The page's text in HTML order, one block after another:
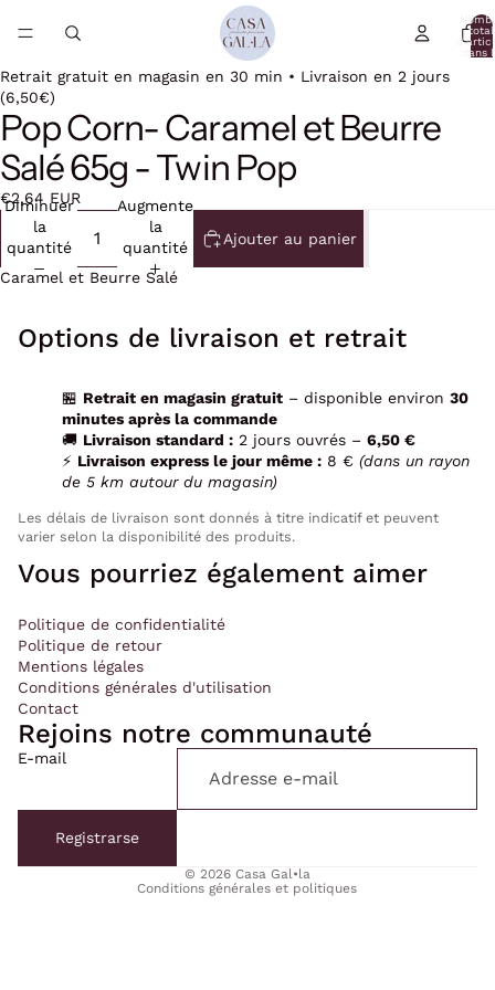
total
dans
Retrait gratuit en magasin en 30 min • Livraison en 2 jours
(6,50€)
Pop Corn- Caramel et Beurre
Salé 65g - Twin Pop
€2,64 EUR
Diminuer
la
quantité
Augmenter
la
quantité
Ajouter au panier
Caramel et Beurre Salé
Options de livraison et retrait
🏪 Retrait en magasin gratuit – disponible environ 30
minutes après la commande
🚚 Livraison standard : 2 jours ouvrés – 6,50 €
⚡ Livraison express le jour même : 8 € (dans un rayon
de 5 km autour du magasin)
Les délais de livraison sont donnés à titre indicatif et peuvent
varier selon la disponibilité des produits.
Vous pourriez également aimer
Politique de confidentialité
Politique de retour
Mentions légales
Conditions générales d'utilisation
Contact
Rejoins notre communauté
E-mail
Registrarse
© 2026 Casa Gal•la
Conditions générales et politiques
Politique de confidentialité
Conditions d’utilisation